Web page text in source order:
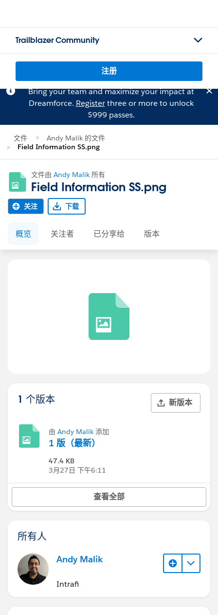
Trailblazer Community
注册
Bring your team and maximize your impact at
Dreamforce. Registerthree or more to unlock
$999 passes.
文件
Andy Malik 的文件
Field Information SS.png
文件由 Andy Malik 所有
Field Information SS.png
关注 下载
概览 关注者 已分享给 版本
1 个版本 新版本
由 Andy Malik 添加
1 版（最新）
47.4 KB
3月27日 下午6:11
查看全部
所有人
Andy Malik
Intrafi